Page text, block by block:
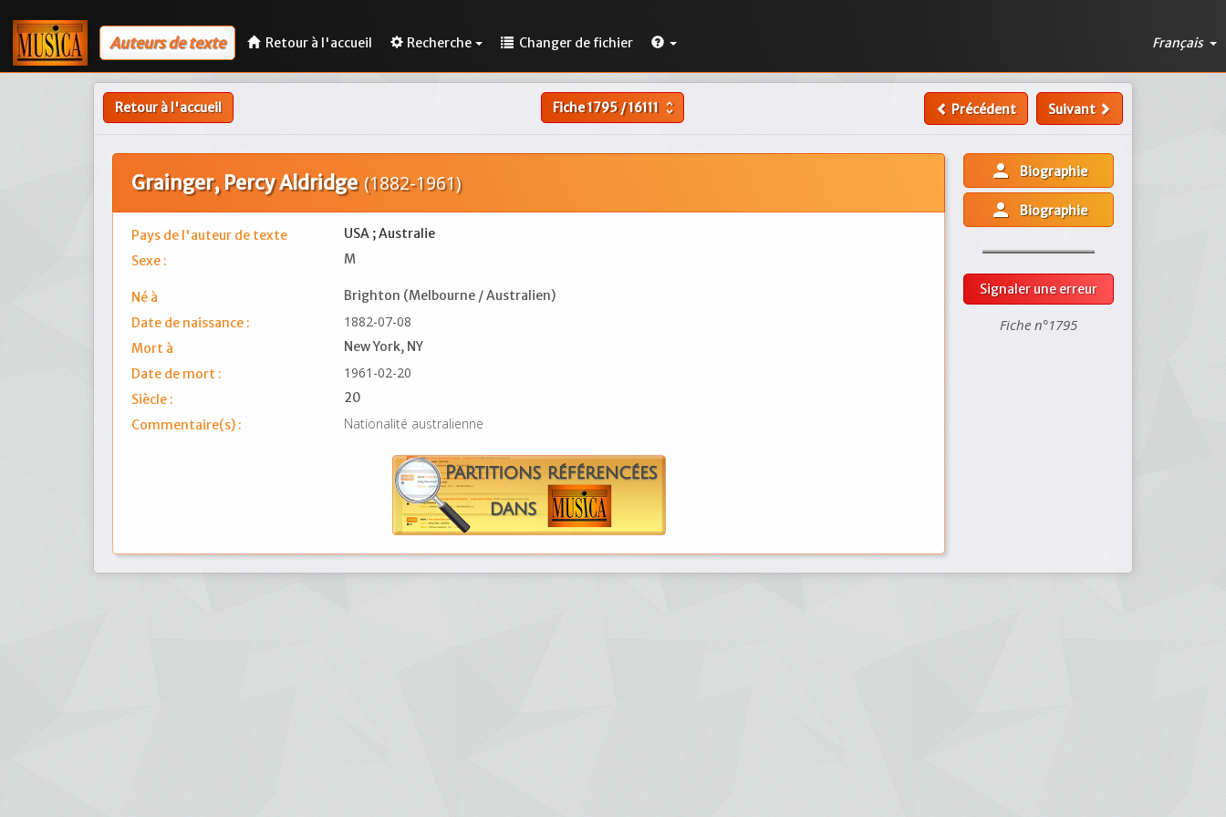
Auteurs de texte Retour à l'accueil Recherche Changer de fichier Français
Retour à l'accueil Fiche1795/16111 unfold_more Précédent Suivant
Grainger, Percy Aldridge (1882-1961)
Pays de l'auteur de texte
USA ; Australie
Sexe :
M
Né à
Brighton (Melbourne / Australien)
Date de naissance :
1882-07-08
Mort à
New York, NY
Date de mort :
1961-02-20
Siècle :
20
Commentaire(s) :
Nationalité australienne
person Biographie
person Biographie
Signaler une erreur
Fiche n°1795